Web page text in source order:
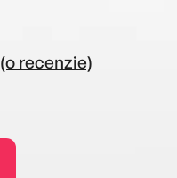
(o recenzie)